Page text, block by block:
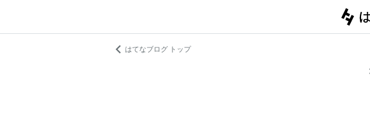
はてなブログ トップ